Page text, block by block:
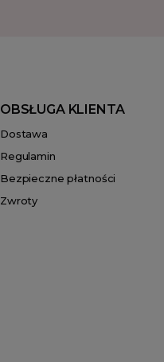
OBSŁUGA KLIENTA
Dostawa
Regulamin
Bezpieczne płatności
Zwroty